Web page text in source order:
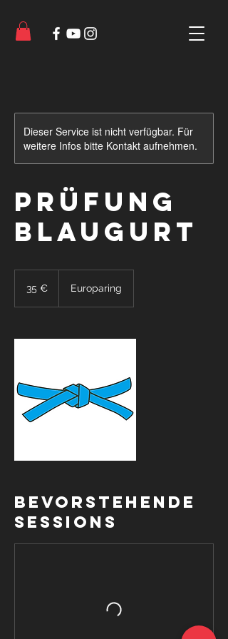
Dieser Service ist nicht verfügbar. Für
weitere Infos bitte Kontakt aufnehmen.
Prüfung
Blaugurt
35 € Europaring
Bevorstehende
Sessions